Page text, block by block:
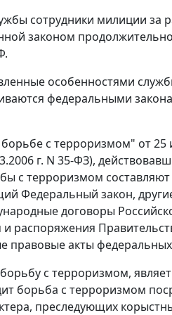
сотрудники милиции
законом
особенностями
федеральными
с терроризмом" от 25
г. N 35-ФЗ),
с терроризмом составляют
Федеральный закон,
договоры
распоряжения
акты федеральных
с терроризмом,
борьба с терроризмом
преследующих